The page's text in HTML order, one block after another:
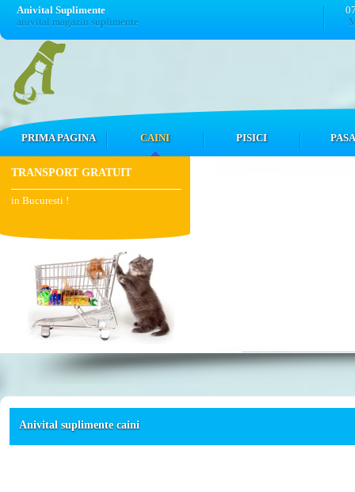
Anivital Suplimente
anivital magazin suplimente
PRIMA PAGINA CAINI PISICI
TRANSPORT GRATUIT
in Bucuresti !
Anivital suplimente caini